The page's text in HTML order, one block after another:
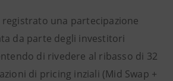
una partecipazione
da parte degli investitori
di rivedere al ribasso di 32
di pricing inziali (Mid Swap +